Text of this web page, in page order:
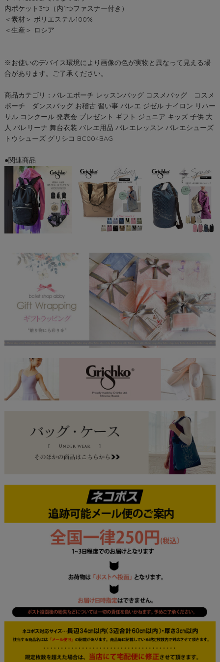
内ポケット3つ（内1つファスナー付き）
＜素材＞ ポリエステル100%
＜生産＞ ロシア
※お使いのデバイス環境により画像の色が実物と異なって見える場
合があります。ご了承ください。
商品カテゴリ：バレエポーチ レッスンバッグ コスメバッグ コスメ
ポーチ ダンスバッグ お稽古 習い事 バレエ ジゼル ナイロン リハー
サル コンクール 発表会 プレゼント ギフト ジュニア キッズ 子供 大
人 バレリーナ 舞台衣装 バレエ用品 バレエレッスン バレエシューズ
トウシューズ グリシコ BC004BAG
●関連商品